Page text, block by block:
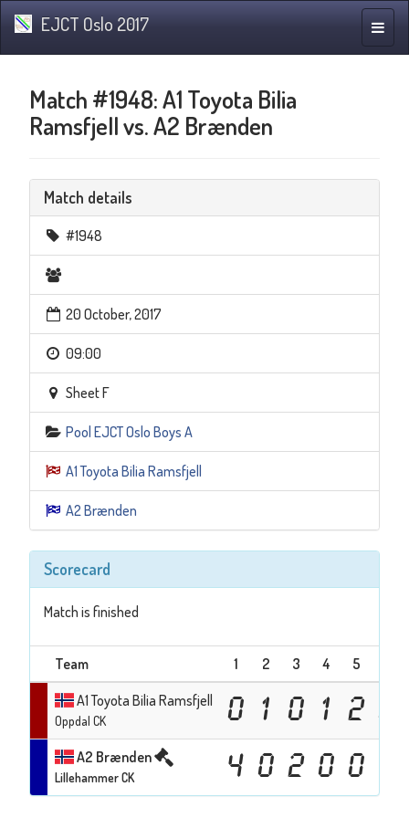
Toggle
EJCT Oslo 2017
Match #1948: A1 Toyota Bilia
Ramsfjell vs. A2 Brænden
Match details
#1948
20 October, 2017
09:00
Sheet F
Pool EJCT Oslo Boys A
A1 Toyota Bilia Ramsfjell
A2 Brænden
Scorecard
Match is finished
Team 1 2 3 4 5
A1 Toyota Bilia Ramsfjell
Oppdal CK 0 1 0 1 2
A2 Brænden
Lillehammer CK 4 0 2 0 0